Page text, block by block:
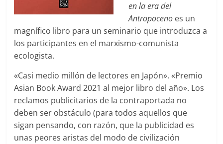
en la era del
Antropoceno es un
magnífico libro para un seminario que introduzca a
los participantes en el marxismo-comunista
ecologista.
«Casi medio millón de lectores en Japón». «Premio
Asian Book Award 2021 al mejor libro del año». Los
reclamos publicitarios de la contraportada no
deben ser obstáculo (para todos aquellos que
sigan pensando, con razón, que la publicidad es
unas peores aristas del modo de civilización